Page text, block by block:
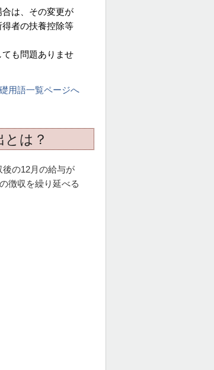
は、その変更が
者の扶養控除等
ても問題ありませ
用語一覧ページへ
は？
の12月の給与が
徴収を繰り延べる